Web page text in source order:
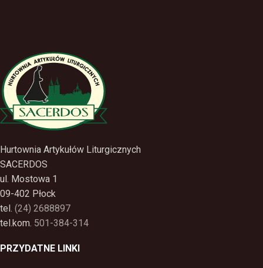
Hurtownia Artykułów Liturgicznych
SACERDOS
ul. Mostowa 1
09-402 Płock
tel. (24) 2688897
tel.kom. 501-384-314
PRZYDATNE LINKI